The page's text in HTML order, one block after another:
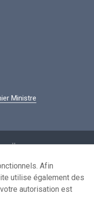
Ministre
Afin
utilise également des
autorisation est